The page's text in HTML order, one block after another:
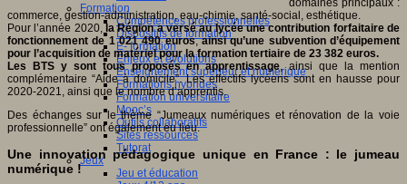
Formation
Compétences professionnelles
Dispositifs de formation
E- formation
Enjeux et évolutions
Enseignement supérieur et numérique
Formations hybrides
Formation universitaire
Mooc’s
Outils collaboratifs
Sites ressources
Tutorat
Jeux
Jeu et éducation
domaines principaux :
commerce, gestion-administration, eau-chimie, santé-social, esthétique.
Pour l’année 2020, la Région a versé au lycée une contribution forfaitaire de
fonctionnement de 1 021 490 euros,ainsi qu’une subvention d’équipement
pour l’acquisition de matériel pour la formation tertiaire de 23 382 euros.
Les BTS y sont tous proposés en apprentissage, ainsi que la mention
complémentaire “Aide à domicile”. Les effectifs lycéens sont en hausse pour
2020-2021, ainsi que le nombre d’apprentis.
Des échanges sur le thème “Jumeaux numériques et rénovation de la voie
professionnelle” ont également eu lieu.
Une innovation pédagogique unique en France : le jumeau
numérique !